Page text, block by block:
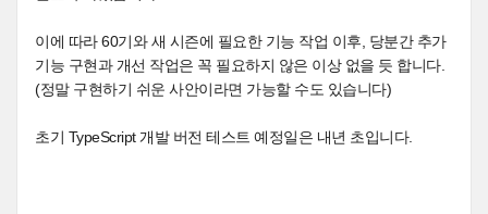
이에 따라 60기와 새 시즌에 필요한 기능 작업 이후, 당분간 추가
기능 구현과 개선 작업은 꼭 필요하지 않은 이상 없을 듯 합니다.
(정말 구현하기 쉬운 사안이라면 가능할 수도 있습니다)
초기 TypeScript 개발 버전 테스트 예정일은 내년 초입니다.